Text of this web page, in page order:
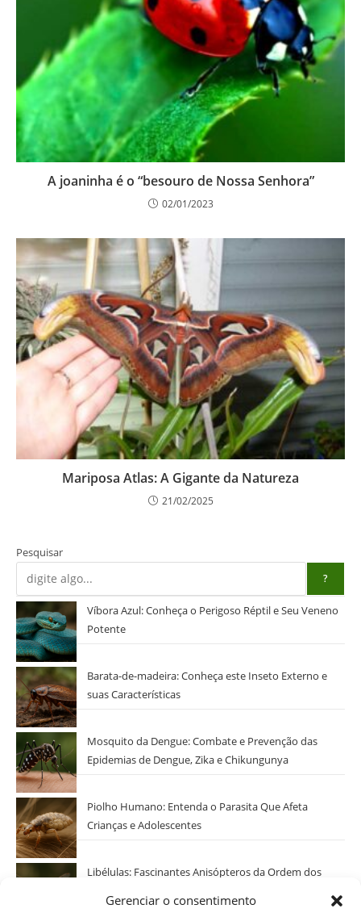
Gerenciar o consentimento
A joaninha é o “besouro de Nossa Senhora”
02/01/2023
Mariposa Atlas: A Gigante da Natureza
21/02/2025
Pesquisar
?
Víbora Azul: Conheça o Perigoso Réptil e Seu Veneno
Potente
Barata-de-madeira: Conheça este Inseto Externo e
suas Características
Mosquito da Dengue: Combate e Prevenção das
Epidemias de Dengue, Zika e Chikungunya
Piolho Humano: Entenda o Parasita Que Afeta
Crianças e Adolescentes
Libélulas: Fascinantes Anisópteros da Ordem dos